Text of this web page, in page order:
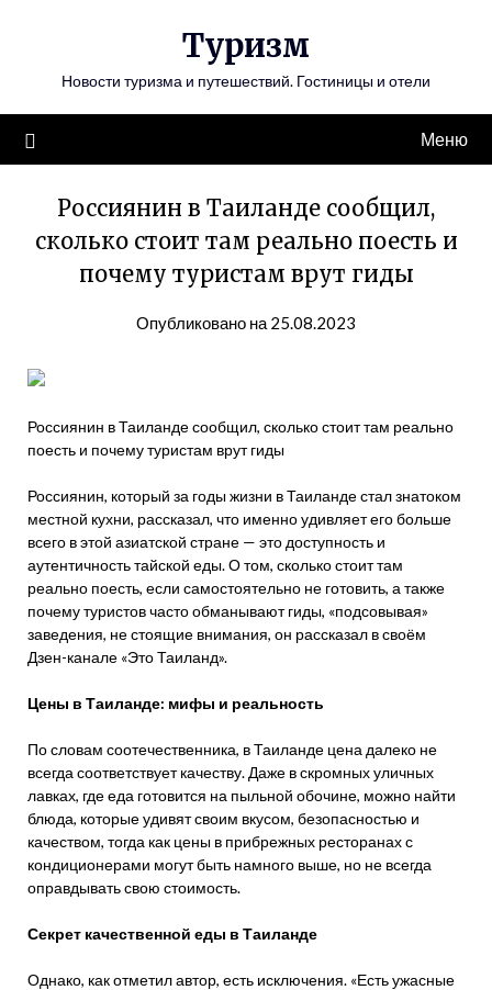
Туризм
Новости туризма и путешествий. Гостиницы и отели
Меню
Россиянин в Таиланде сообщил,
сколько стоит там реально поесть и
почему туристам врут гиды
Опубликовано на 25.08.2023
Россиянин в Таиланде сообщил, сколько стоит там реально
поесть и почему туристам врут гиды
Россиянин, который за годы жизни в Таиланде стал знатоком
местной кухни, рассказал, что именно удивляет его больше
всего в этой азиатской стране — это доступность и
аутентичность тайской еды. О том, сколько стоит там
реально поесть, если самостоятельно не готовить, а также
почему туристов часто обманывают гиды, «подсовывая»
заведения, не стоящие внимания, он рассказал в своём
Дзен-канале «Это Таиланд».
Цены в Таиланде: мифы и реальность
По словам соотечественника, в Таиланде цена далеко не
всегда соответствует качеству. Даже в скромных уличных
лавках, где еда готовится на пыльной обочине, можно найти
блюда, которые удивят своим вкусом, безопасностью и
качеством, тогда как цены в прибрежных ресторанах с
кондиционерами могут быть намного выше, но не всегда
оправдывать свою стоимость.
Секрет качественной еды в Таиланде
Однако, как отметил автор, есть исключения. «Есть ужасные